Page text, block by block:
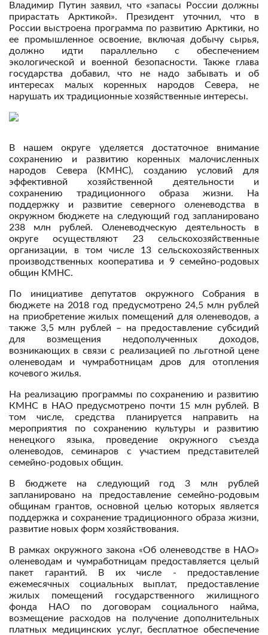
Владимир Путин заявил, что «запасы России должны
прирастать Арктикой». Президент уточнил, что в
России выстроена программа по развитию Арктики, но
ее промышленное освоение, включая добычу сырья,
должно идти параллельно с обеспечением
экологической и военной безопасности. Также глава
государства добавил, что не надо забывать и об
интересах малых коренных народов Севера, не
нарушать их традиционные хозяйственные интересы.
В нашем округе уделяется достаточное внимание
сохранению и развитию коренных малочисленных
народов Севера (КМНС), созданию условий для
эффективной хозяйственной деятельности и
сохранению традиционного образа жизни. На
поддержку и развитие северного оленеводства в
окружном бюджете на следующий год запланировано
238 млн рублей. Оленеводческую деятельность в
округе осуществляют 23 сельскохозяйственные
организации, в том числе 13 сельскохозяйственных
производственных кооператива и 9 семейно-родовых
общин КМНС.
По инициативе депутатов окружного Собрания в
бюджете на 2018 год предусмотрено 24,5 млн рублей
на приобретение жилых помещений для оленеводов, а
также 3,5 млн рублей – на предоставление субсидий
для возмещения недополученных доходов,
возникающих в связи с реализацией по льготной цене
оленеводам и чумработницам дров для отопления
кочевого жилья.
На реализацию программы по сохранению и развитию
КМНС в НАО предусмотрено почти 15 млн рублей. В
том числе, средства планируется направить на
мероприятия по сохранению культуры и развитию
ненецкого языка, проведение окружного съезда
оленеводов, семинаров с участием представителей
семейно-родовых общин.
В бюджете на следующий год 3 млн рублей
запланировано на предоставление семейно-родовым
общинам грантов, основной целью которых является
поддержка и сохранение традиционного образа жизни,
развитие новых форм хозяйствования.
В рамках окружного закона «Об оленеводстве в НАО»
оленеводам и чумработницам предоставляется целый
пакет гарантий. В их числе - предоставление
ежемесячных социальных выплат, предоставление
жилых помещений государственного жилищного
фонда НАО по договорам социального найма,
возмещение расходов на получение дополнительных
платных медицинских услуг, бесплатное обеспечение